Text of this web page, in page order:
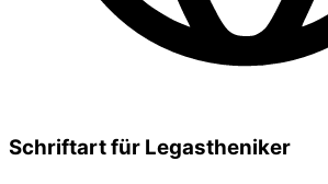
Schriftart für Legastheniker